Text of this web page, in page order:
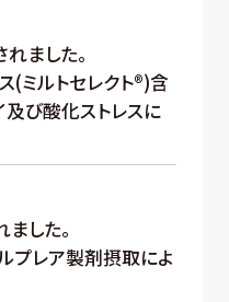
ました。
(ミルトセレクト®)含
及び酸化ストレスに
した。
プレア製剤摂取によ